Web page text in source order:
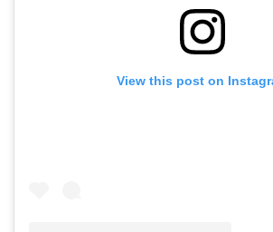
View this post on